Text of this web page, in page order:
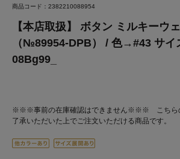
商品コード：2382210088954
【本店取扱】 ボタン ミルキーウ
（№89954-DPB） / 色→#43 サ
08Bg99_
※※※事前の在庫確認はできません※※※ こちら
了承いただいた上でご注文いただける商品です。